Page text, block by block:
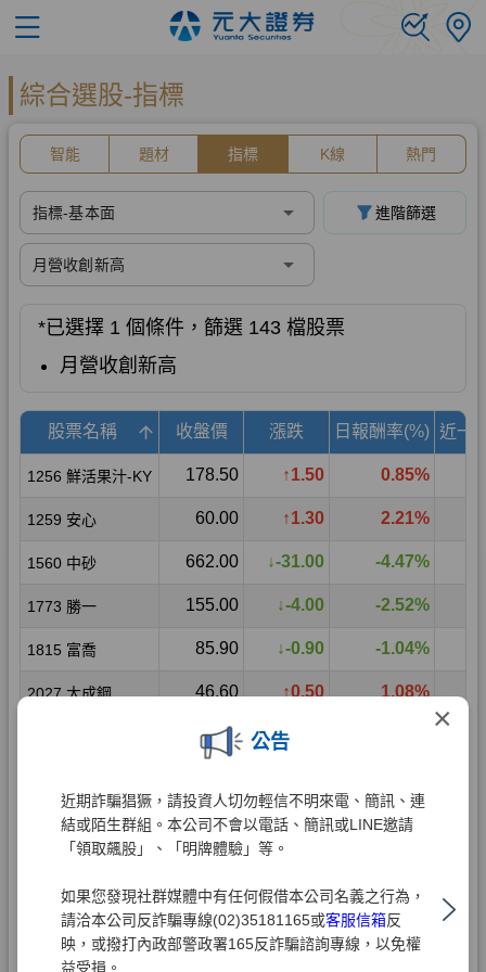
×
公告
近期詐騙猖獗，請投資人切勿輕信不明來電、簡訊、連
結或陌生群組。本公司不會以電話、簡訊或LINE邀請
「領取飆股」、「明牌體驗」等。
如果您發現社群媒體中有任何假借本公司名義之行為，
請洽本公司反詐騙專線(02)35181165或客服信箱反
映，或撥打內政部警政署165反詐騙諮詢專線，以免權
益受損。